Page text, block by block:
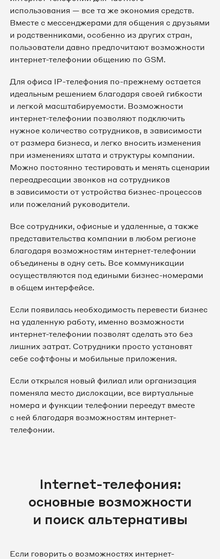
использования — все та же экономия средств.
Вместе с мессенджерами для общения с друзьями
и родственниками, особенно из других стран,
пользователи давно предпочитают возможности
интернет-телефонии общению по GSM.
Для офиса IP-телефония по-прежнему остается
идеальным решением благодаря своей гибкости
и легкой масштабируемости. Возможности
интернет-телефонии позволяют подключить
нужное количество сотрудников, в зависимости
от размера бизнеса, и легко вносить изменения
при изменениях штата и структуры компании.
Можно постоянно тестировать и менять сценарии
переадресации звонков на сотрудников
в зависимости от устройства бизнес-процессов
или пожеланий руководители.
Все сотрудники, офисные и удаленные, а также
представительства компании в любом регионе
благодаря возможностям интернет-телефонии
объединены в одну сеть. Все коммуникации
осуществляются под едиными бизнес-номерами
в общем интерфейсе.
Если появилась необходимость перевести бизнес
на удаленную работу, именно возможности
интернет-телефонии позволят сделать это без
лишних затрат. Сотрудники просто установят
себе софтфоны и мобильные приложения.
Если открылся новый филиал или организация
поменяла место дислокации, все виртуальные
номера и функции телефонии переедут вместе
с ней благодаря возможностям интернет-
телефонии.
Internet-телефония:
основные возможности
и поиск альтернативы
Если говорить о возможностях интернет-